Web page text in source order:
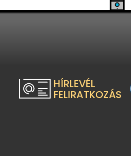
HÍRLEVÉL
FELIRATKOZÁS